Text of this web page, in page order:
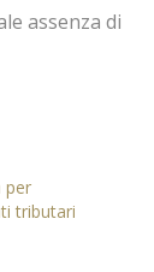
assenza di
per
tributari